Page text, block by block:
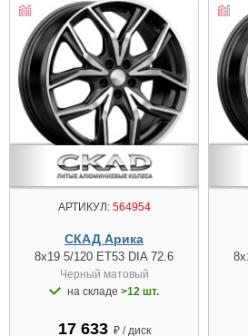
АРТИКУЛ:564954
СКАД Арика
8x19 5/120 ET53 DIA 72.6
Черный матовый
на складе >12 шт.
17 633 ₽ / диск